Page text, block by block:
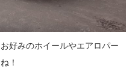
好みのホイールやエアロパー
！